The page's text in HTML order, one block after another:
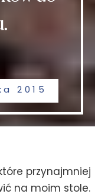
2015
przynajmniej
na moim stole.